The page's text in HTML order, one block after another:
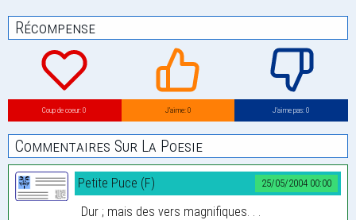
Récompense
Coup de coeur: 0 J’aime: 0 J’aime pas: 0
Commentaires Sur La Poesie
25/05/2004 00:00
Petite Puce (F)
Dur ; mais des vers magnifiques. . .